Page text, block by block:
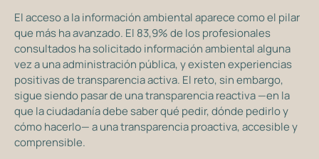
El acceso a la información ambiental aparece como el pilar
que más ha avanzado. El 83,9% de los profesionales
consultados ha solicitado información ambiental alguna
vez a una administración pública, y existen experiencias
positivas de transparencia activa. El reto, sin embargo,
sigue siendo pasar de una transparencia reactiva —en la
que la ciudadanía debe saber qué pedir, dónde pedirlo y
cómo hacerlo— a una transparencia proactiva, accesible y
comprensible.